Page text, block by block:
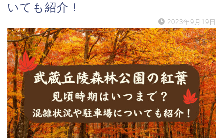
いても紹介！
2023年9月19日